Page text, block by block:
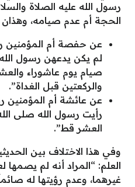
رسول الله عليه الصلاة
الحجة أم عدم صيامه، وهذان
عن حفصة أم المؤمنين
لم يكن يدعهن رسول
صيام يوم عاشوراء
والركعتين قبل الغداة”.
عن عائشة أم المؤمنين
رأيت رسول الله صلى
العشر قط”.
وفي هذا الاختلاف بين
العلم: “المراد أنه لم
غيرهما، وعدم رؤيتها له